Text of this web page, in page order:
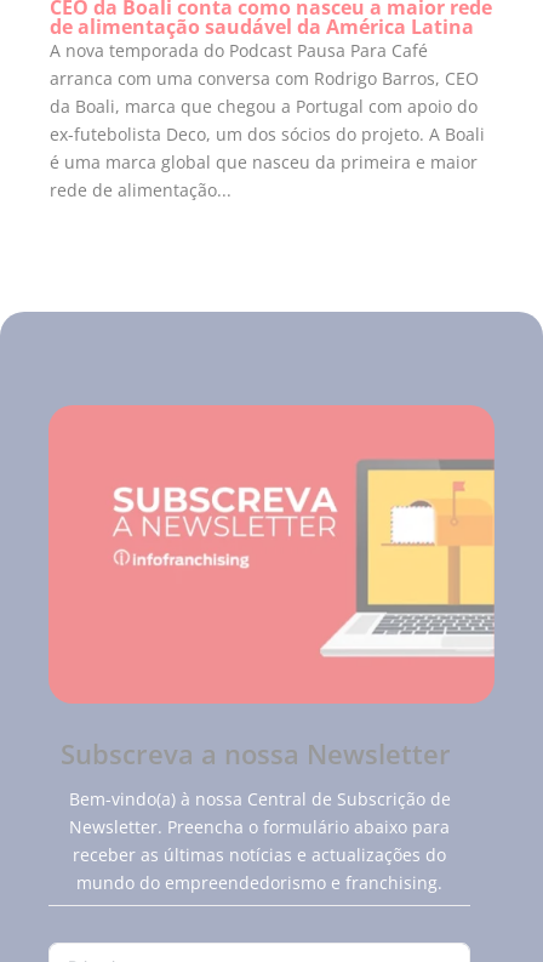
CEO da Boali conta como nasceu a maior rede
de alimentação saudável da América Latina
A nova temporada do Podcast Pausa Para Café
arranca com uma conversa com Rodrigo Barros, CEO
da Boali, marca que chegou a Portugal com apoio do
ex-futebolista Deco, um dos sócios do projeto. A Boali
é uma marca global que nasceu da primeira e maior
rede de alimentação...
Subscreva a nossa Newsletter
Bem-vindo(a) à nossa Central de Subscrição de
Newsletter. Preencha o formulário abaixo para
receber as últimas notícias e actualizações do
mundo do empreendedorismo e franchising.